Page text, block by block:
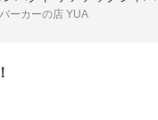
ーカーの店 YUA